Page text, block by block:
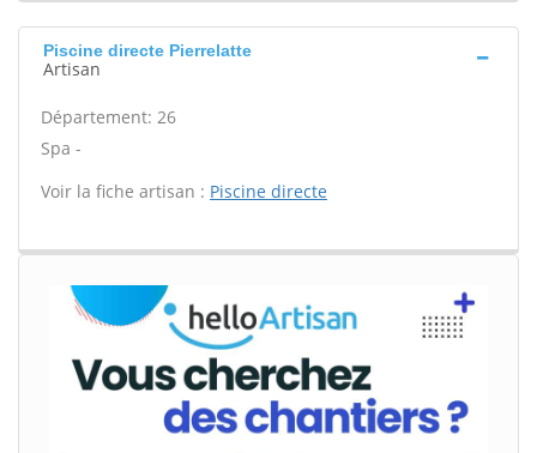
Piscine directe Pierrelatte
Artisan
Département: 26
Spa -
Voir la fiche artisan : Piscine directe